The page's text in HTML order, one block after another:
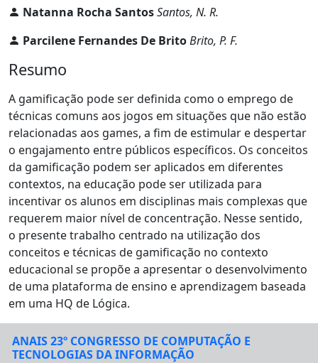
Natanna Rocha SantosSantos, N. R.
Parcilene Fernandes De BritoBrito, P. F.
Resumo
A gamificação pode ser definida como o emprego de
técnicas comuns aos jogos em situações que não estão
relacionadas aos games, a fim de estimular e despertar
o engajamento entre públicos específicos. Os conceitos
da gamificação podem ser aplicados em diferentes
contextos, na educação pode ser utilizada para
incentivar os alunos em disciplinas mais complexas que
requerem maior nível de concentração. Nesse sentido,
o presente trabalho centrado na utilização dos
conceitos e técnicas de gamificação no contexto
educacional se propõe a apresentar o desenvolvimento
de uma plataforma de ensino e aprendizagem baseada
em uma HQ de Lógica.
ANAIS 23º CONGRESSO DE COMPUTAÇÃO E
TECNOLOGIAS DA INFORMAÇÃO